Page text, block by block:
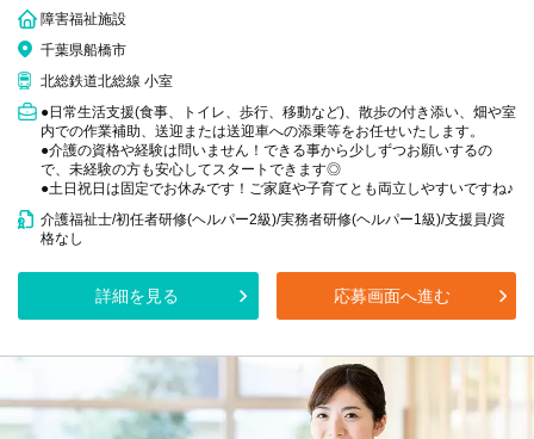
障害福祉施設
千葉県船橋市
北総鉄道北総線 小室
●日常生活支援(食事、トイレ、歩行、移動など)、散歩の付き添い、畑や室
内での作業補助、送迎または送迎車への添乗等をお任せいたします。
●介護の資格や経験は問いません！できる事から少しずつお願いするの
で、未経験の方も安心してスタートできます◎
●土日祝日は固定でお休みです！ご家庭や子育てとも両立しやすいですね♪
介護福祉士/初任者研修(ヘルパー2級)/実務者研修(ヘルパー1級)/支援員/資
格なし
詳細を見る 応募画面へ進む